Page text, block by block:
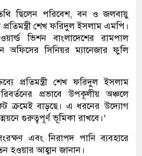
ছিলেন পরিবেশ, বন ও জলবায়ু
প্রতিমন্ত্রী শেখ ফরিদুল ইসলাম এমপি।
ভিশন বাংলাদেশের রামপাল
অফিসের সিনিয়র ম্যানেজার ফুলি
প্রতিমন্ত্রী শেখ ফরিদুল ইসলাম
প্রভাবে উপকূলীয় অঞ্চলে
ক্রমেই বাড়ছে। এ ধরনের উদ্যোগ
গুরুত্বপূর্ণ ভূমিকা রাখবে।’
এবং নিরাপদ পানি ব্যবহারে
হওয়ার আহ্বান জানান।